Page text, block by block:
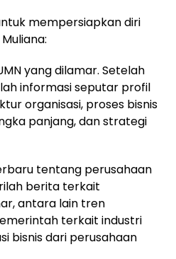
mempersiapkan diri
yang dilamar. Setelah
informasi seputar profil
organisasi, proses bisnis
panjang, dan strategi
tentang perusahaan
berita terkait
antara lain tren
terkait industri
bisnis dari perusahaan